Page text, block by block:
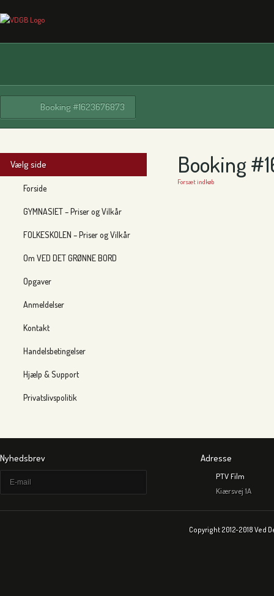
Booking #1623676873
Vælg side
Forside
GYMNASIET – Priser og Vilkår
FOLKESKOLEN – Priser og Vilkår
Om VED DET GRØNNE BORD
Opgaver
Anmeldelser
Kontakt
Handelsbetingelser
Hjælp & Support
Privatslivspolitik
Booking
Forsæt indkøb
Nyhedsbrev Adresse
PTV Film
Kiærsvej 1A
Copyright 2012-2018 Ved